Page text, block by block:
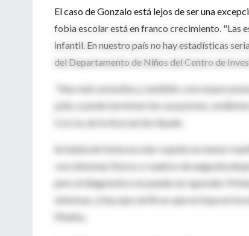
El caso de Gonzalo está lejos de ser una
fobia escolar está en franco crecimiento. "Las
infantil. En nuestro país no hay estadísticas
del Departamento de Niños del Centro de
"Hay más consultas y, también, una mayor
julio, cuando terminan las vacaciones,
Coccia, de la Asociación Ayuda.
Se habla de fobia escolar cuando un menor
con síntomas físicos y cuadros de angustia
pero el diagnóstico no puede ser apurado.
síntomas, y hay que verificar que no haya en
Madou.